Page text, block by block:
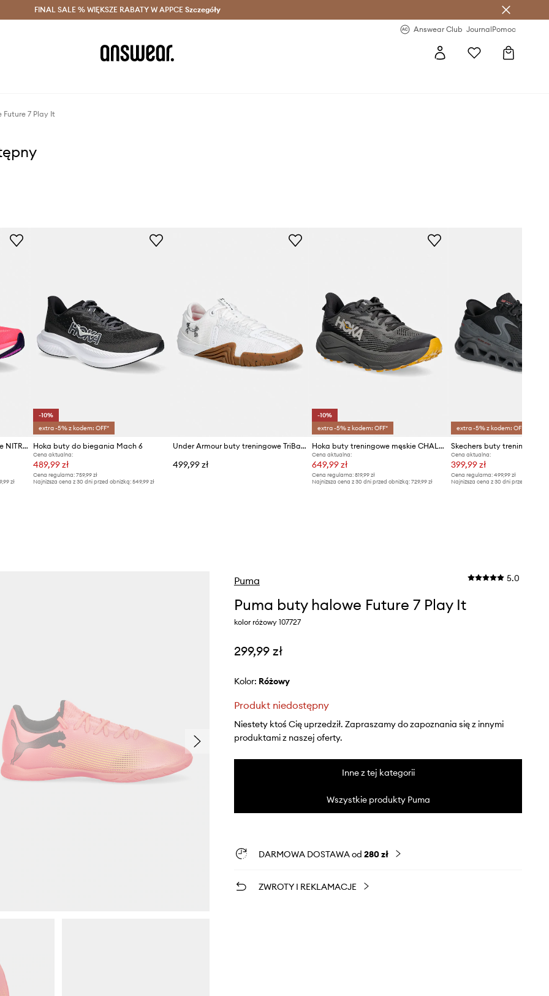
Oszczędzaj z Answear Club > Dostawa nawet w 24h >
FINAL SALE % WIĘKSZE RABATY W APPCE Szczegóły
Answear Club JournalPomoc
Future 7 Play It
Puma buty treningowe Deviate NITRO HYROX
zł
-10%
extra -5% z kodem: OFF*
Hoka buty do biegania Mach 6
Cena aktualna:
489,99 zł
Cena regularna: 759,99 zł
Najniższa cena z 30 dni przed obniżką: 549,99 zł
Under Armour buty treningowe TriBase Reign 6
499,99 zł
-10%
extra -5% z kodem: OFF*
Hoka buty treningowe męskie CHALLENGER 8 GTX
Cena aktualna:
649,99 zł
Cena regularna:819,99 zł
Najniższa cena z 30 dni przed obniżką:729,99 zł
extra -5% z kodem: OFF*
Cena aktualna:
399,99 zł
Cena regularna: 499,99 zł
Najniższa cena z 30 dni przed obniżką:
Puma 5.0
Puma buty halowe Future 7 Play It
kolor różowy 107727
299,99 zł
Kolor: różowy
Produkt niedostępny
Niestety ktoś Cię uprzedził. Zapraszamy do zapoznania się z innymi
produktami z naszej oferty.
Inne z tej kategorii
Wszystkie produkty Puma
DARMOWA DOSTAWA od 280 zł
ZWROTY I REKLAMACJE